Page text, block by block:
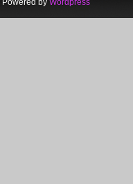
| Powered by Wordpress